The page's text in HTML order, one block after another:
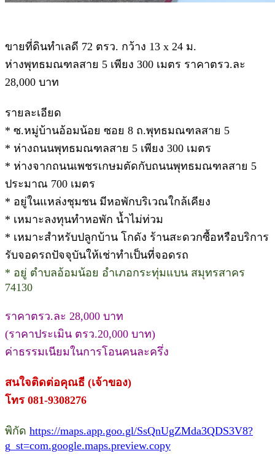
ขายที่ดินทำเลดี 72 ตรว. กว้าง 13 x 24 ม.
ห่างพุทธมณฑลสาย 5 เพียง 300 เมตร ราคาตรว.ละ
28,000 บาท
รายละเอียด
* ซ.หมู่บ้านอ้อมน้อย ซอย 8 ถ.พุทธมณฑลสาย 5
* ห่างถนนพุทธมณฑลสาย 5 เพียง 300 เมตร
* ห่างจากถนนเพชรเกษมตัดกับถนนพุทธมณฑลสาย 5
ประมาณ 700 เมตร
* อยู่ในแหล่งชุมชน มีหอพักบริเวณใกล้เคียง
* เหมาะลงทุนทำหอพัก น้ำไม่ท่วม
* เหมาะสำหรับปลูกบ้าน โกดัง ร้านสะดวกซื้อหรือบริการ
รับจอดรถปัจจุบันให้เช่าทำเป็นที่จอดรถ
* อยู่ ตำบลอ้อมน้อย อำเภอกระทุ่มแบน สมุทรสาคร
74130
ราคาตรว.ละ 28,000 บาท
(ราคาประเมิน ตรว.20,000 บาท)
ค่าธรรมเนียมในการโอนคนละครึ่ง
สนใจติดต่อคุณธี (เจ้าของ)
โทร 081-9308276
พิกัด https://maps.app.goo.gl/SsQnUgZMda3QDS3V8?
g_st=com.google.maps.preview.copy